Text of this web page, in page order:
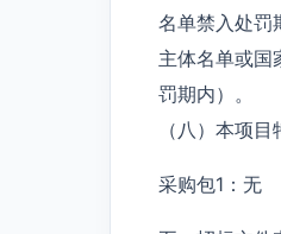
名单禁入处罚
主体名单或国
罚期内）。
（八）本项目
采购包1：无